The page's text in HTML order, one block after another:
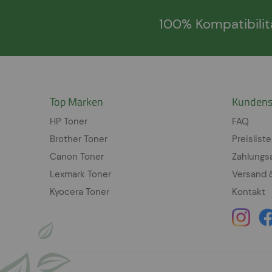
100%
Top Marken
HP Toner
Brother Toner
Canon Toner
Lexmark Toner
Kyocera Toner
FAQ
Versand
Kontakt